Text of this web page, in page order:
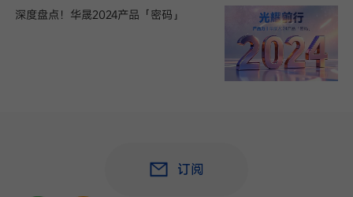
深度盘点！华晟2024产品「密码」
订阅